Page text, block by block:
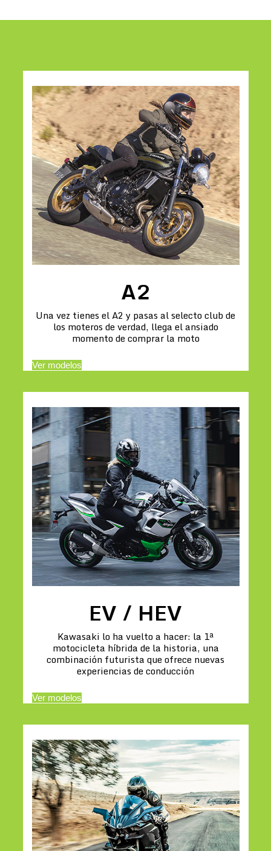
A2
Una vez tienes el A2 y pasas al selecto club de
los moteros de verdad, llega el ansiado
momento de comprar la moto
Ver modelos
EV / HEV
Kawasaki lo ha vuelto a hacer: la 1ª
motocicleta híbrida de la historia, una
combinación futurista que ofrece nuevas
experiencias de conducción
Ver modelos